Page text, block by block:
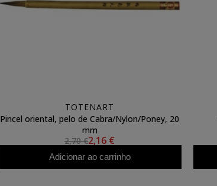
TOTENART
Pincel oriental, pelo de Cabra/Nylon/Poney, 20
mm
2,70 €2,16 €
Adicionar ao carrinho